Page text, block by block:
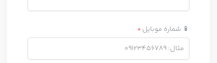
📱 شماره موبایل *